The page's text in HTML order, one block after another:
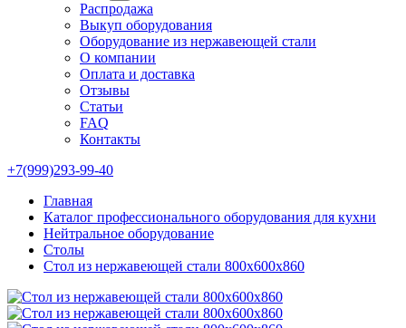
Распродажа
Выкуп оборудования
Оборудование из нержавеющей стали
О компании
Оплата и доставка
Отзывы
Статьи
FAQ
Контакты
+7(999)293-99-40
Главная
Каталог профессионального оборудования для кухни
Нейтральное оборудование
Столы
Стол из нержавеющей стали 800х600х860